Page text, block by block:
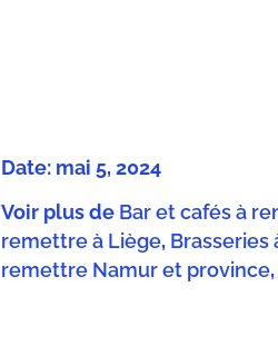
Date: mai 5, 2024
Voir plus de Bar et cafés à
remettre à Liège, Brasseries
remettre Namur et province,